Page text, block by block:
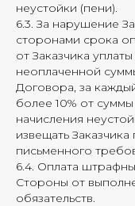
неустойки (пени).
6.3. За нарушение
сторонами срока
от Заказчика
неоплаченной
Договора, за
более 10% от
начисления
извещать
письменного
6.4. Оплата
Стороны от
обязательств.